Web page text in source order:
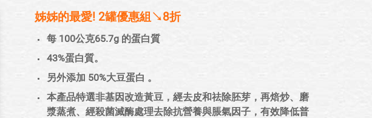
姊姊的最愛! 2罐優惠組↘8折
每 100公克65.7g 的蛋白質
43%蛋白質。
另外添加 50%大豆蛋白 。
本產品特選非基因改造黃豆，經去皮和祛除胚芽，再焙炒、磨
漿蒸煮、經殺菌滅酶處理去除抗營養與脹氣因子，有效降低普